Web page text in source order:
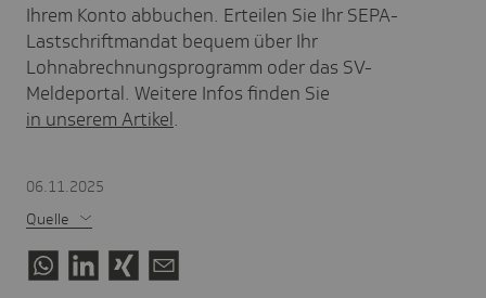
Ihrem Konto abbuchen. Erteilen Sie Ihr SEPA-
Lastschriftmandat bequem über Ihr
Lohnabrechnungsprogramm oder das SV-
Meldeportal. Weitere Infos finden Sie
in unserem Artikel.
06.11.2025
Quelle